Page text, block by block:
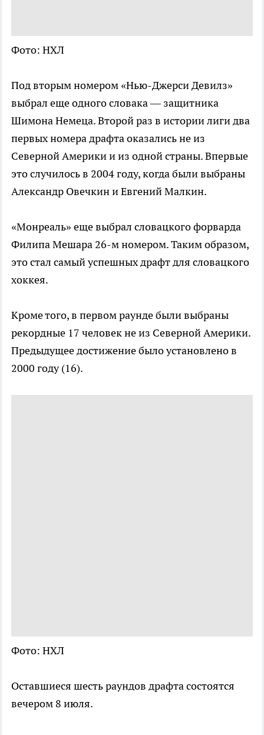
Фото: НХЛ
Под вторым номером «Нью-Джерси Девилз»
выбрал еще одного словака — защитника
Шимона Немеца. Второй раз в истории лиги два
первых номера драфта оказались не из
Северной Америки и из одной страны. Впервые
это случилось в 2004 году, когда были выбраны
Александр Овечкин и Евгений Малкин.
«Монреаль» еще выбрал словацкого форварда
Филипа Мешара 26-м номером. Таким образом,
это стал самый успешных драфт для словацкого
хоккея.
Кроме того, в первом раунде были выбраны
рекордные 17 человек не из Северной Америки.
Предыдущее достижение было установлено в
2000 году (16).
Фото: НХЛ
Оставшиеся шесть раундов драфта состоятся
вечером 8 июля.